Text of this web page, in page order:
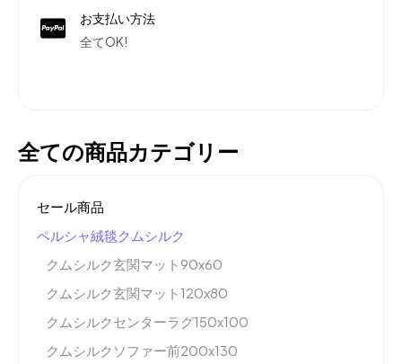
お支払い方法
全てOK!
全ての商品カテゴリー
セール商品
ペルシャ絨毯クムシルク
クムシルク玄関マット90x60
クムシルク玄関マット120x80
クムシルクセンターラグ150x100
クムシルクソファー前200x130